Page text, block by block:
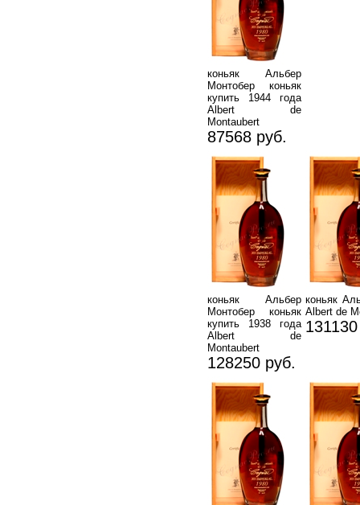
коньяк Альбер
Монтобер коньяк
купить 1944 года
Albert de
Montaubert
87568 руб.
коньяк Альбер
Монтобер коньяк
купить 1938 года
Albert de
Montaubert
128250 руб.
коньяк
Albert de